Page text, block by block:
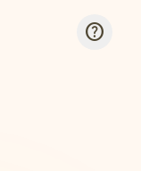
help